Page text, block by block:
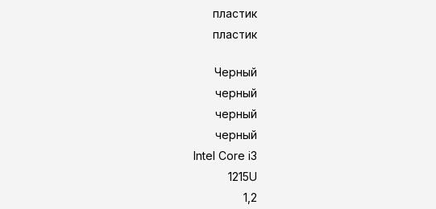
пластик
пластик
Черный
черный
черный
черный
Intel Core i3
1215U
1,2